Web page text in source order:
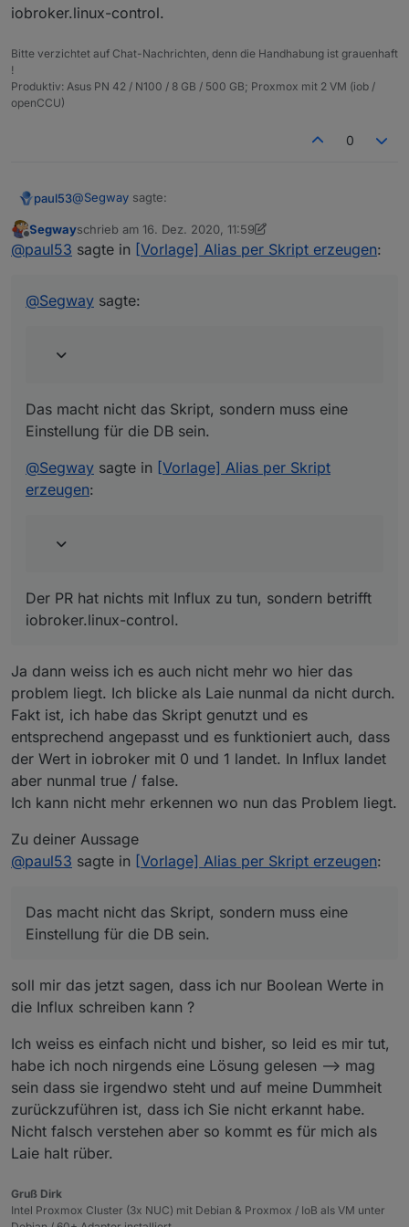
iobroker.linux-control.
Bitte verzichtet auf Chat-Nachrichten, denn die Handhabung ist grauenhaft
!
Produktiv: Asus PN 42 / N100 / 8 GB / 500 GB; Proxmox mit 2 VM (iob /
openCCU)
0
paul53@Segway sagte:
das Skript anscheinend den "storgaeType:
Einstellung für die DB sein.
Segway
Der PR hat nichts mit Influx zu tun, sondern betrifft
iobroker.linux-control.
Offline
Segwayschrieb am 16. Dez. 2020, 11:59
zuletzt editiert von Segway
@paul53 sagte in [Vorlage] Alias per Skript erzeugen:
@Segway sagte:
Das macht nicht das Skript, sondern muss eine
Einstellung für die DB sein.
@Segway sagte in [Vorlage] Alias per Skript
erzeugen:
Der PR hat nichts mit Influx zu tun, sondern betrifft
iobroker.linux-control.
Ja dann weiss ich es auch nicht mehr wo hier das
problem liegt. Ich blicke als Laie nunmal da nicht durch.
Fakt ist, ich habe das Skript genutzt und es
entsprechend angepasst und es funktioniert auch, dass
der Wert in iobroker mit 0 und 1 landet. In Influx landet
aber nunmal true / false.
Ich kann nicht mehr erkennen wo nun das Problem liegt.
Zu deiner Aussage
@paul53 sagte in [Vorlage] Alias per Skript erzeugen:
Das macht nicht das Skript, sondern muss eine
Einstellung für die DB sein.
soll mir das jetzt sagen, dass ich nur Boolean Werte in
die Influx schreiben kann ?
Ich weiss es einfach nicht und bisher, so leid es mir tut,
habe ich noch nirgends eine Lösung gelesen --> mag
sein dass sie irgendwo steht und auf meine Dummheit
zurückzuführen ist, dass ich Sie nicht erkannt habe.
Nicht falsch verstehen aber so kommt es für mich als
Laie halt rüber.
Gruß Dirk
Intel Proxmox Cluster (3x NUC) mit Debian & Proxmox / IoB als VM unter